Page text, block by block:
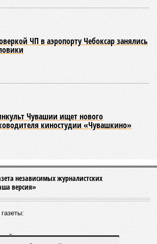
ЧП в аэропорту Чебоксар занялись
Чувашии ищет нового
киностудии «Чувашкино»
независимых журналистских
версия»